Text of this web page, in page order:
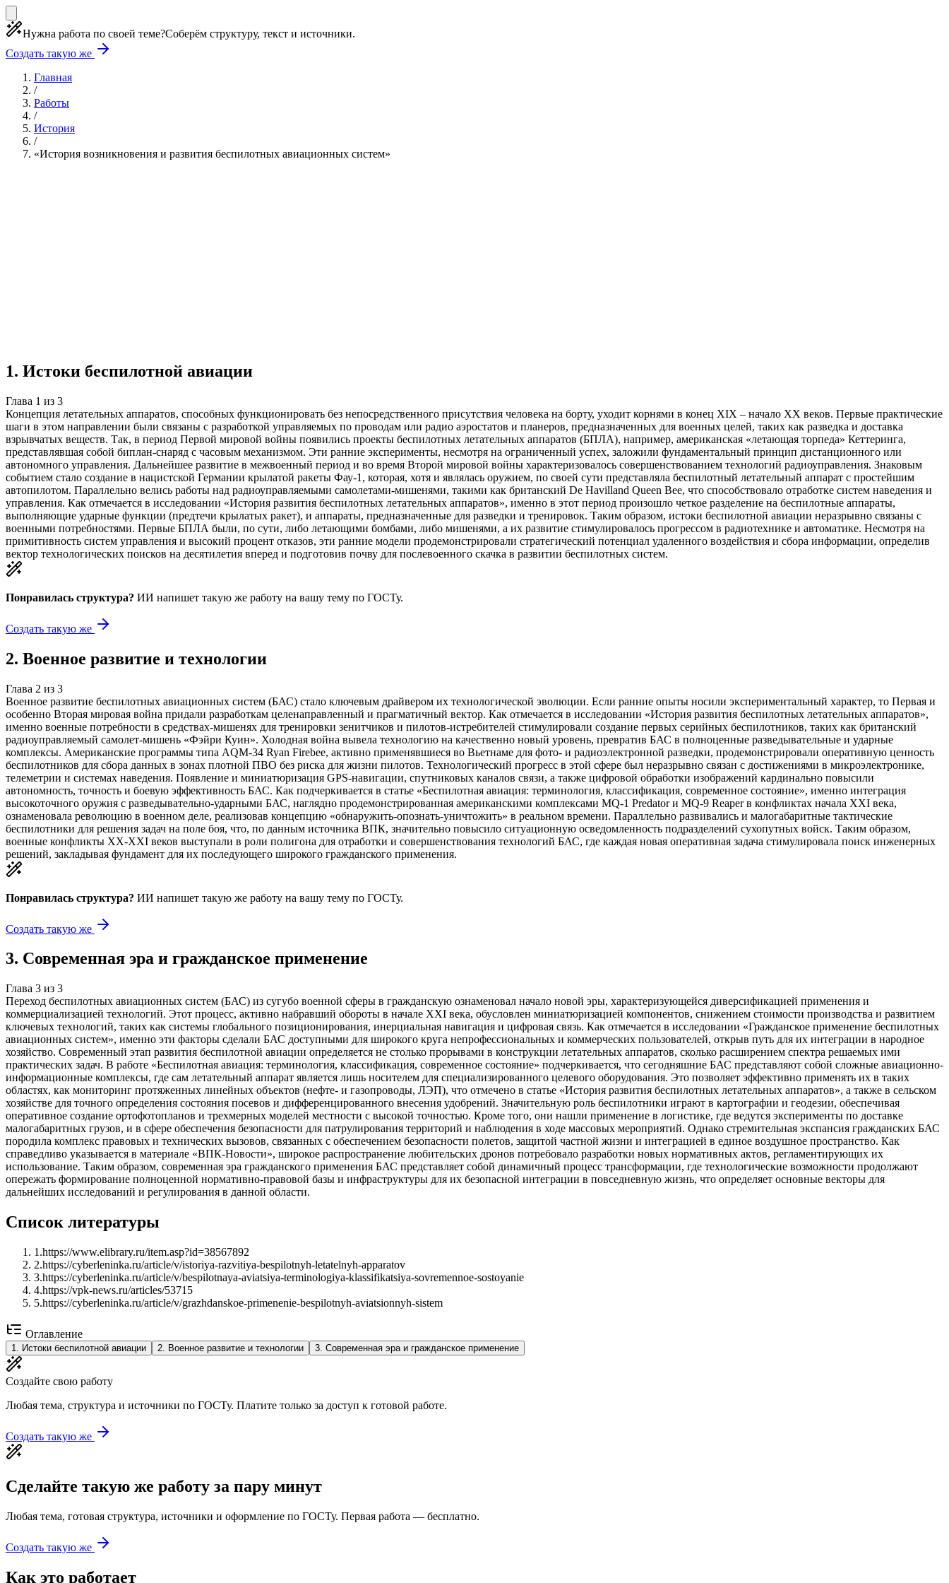
Нужна работа по своей теме?Соберём структуру, текст и источники.
Создать такую же
Главная
/
Работы
/
История
/
«История возникновения и развития беспилотных авиационных систем»
1. Истоки беспилотной авиации
Глава 1 из 3
Концепция летательных аппаратов, способных функционировать без непосредственного присутствия человека на борту, уходит корнями в конец XIX – начало XX веков. Первые практические
шаги в этом направлении были связаны с разработкой управляемых по проводам или радио аэростатов и планеров, предназначенных для военных целей, таких как разведка и доставка
взрывчатых веществ. Так, в период Первой мировой войны появились проекты беспилотных летательных аппаратов (БПЛА), например, американская «летающая торпеда» Кеттеринга,
представлявшая собой биплан-снаряд с часовым механизмом. Эти ранние эксперименты, несмотря на ограниченный успех, заложили фундаментальный принцип дистанционного или
автономного управления. Дальнейшее развитие в межвоенный период и во время Второй мировой войны характеризовалось совершенствованием технологий радиоуправления. Знаковым
событием стало создание в нацистской Германии крылатой ракеты Фау-1, которая, хотя и являлась оружием, по своей сути представляла беспилотный летательный аппарат с простейшим
автопилотом. Параллельно велись работы над радиоуправляемыми самолетами-мишенями, такими как британский De Havilland Queen Bee, что способствовало отработке систем наведения и
управления. Как отмечается в исследовании «История развития беспилотных летательных аппаратов», именно в этот период произошло четкое разделение на беспилотные аппараты,
выполняющие ударные функции (предтечи крылатых ракет), и аппараты, предназначенные для разведки и тренировок. Таким образом, истоки беспилотной авиации неразрывно связаны с
военными потребностями. Первые БПЛА были, по сути, либо летающими бомбами, либо мишенями, а их развитие стимулировалось прогрессом в радиотехнике и автоматике. Несмотря на
примитивность систем управления и высокий процент отказов, эти ранние модели продемонстрировали стратегический потенциал удаленного воздействия и сбора информации, определив
вектор технологических поисков на десятилетия вперед и подготовив почву для послевоенного скачка в развитии беспилотных систем.
Понравилась структура? ИИ напишет такую же работу на вашу тему по ГОСТу.
Создать такую же
2. Военное развитие и технологии
Глава 2 из 3
Военное развитие беспилотных авиационных систем (БАС) стало ключевым драйвером их технологической эволюции. Если ранние опыты носили экспериментальный характер, то Первая и
особенно Вторая мировая война придали разработкам целенаправленный и прагматичный вектор. Как отмечается в исследовании «История развития беспилотных летательных аппаратов»,
именно военные потребности в средствах-мишенях для тренировки зенитчиков и пилотов-истребителей стимулировали создание первых серийных беспилотников, таких как британский
радиоуправляемый самолет-мишень «Фэйри Куин». Холодная война вывела технологию на качественно новый уровень, превратив БАС в полноценные разведывательные и ударные
комплексы. Американские программы типа AQM-34 Ryan Firebee, активно применявшиеся во Вьетнаме для фото- и радиоэлектронной разведки, продемонстрировали оперативную ценность
беспилотников для сбора данных в зонах плотной ПВО без риска для жизни пилотов. Технологический прогресс в этой сфере был неразрывно связан с достижениями в микроэлектронике,
телеметрии и системах наведения. Появление и миниатюризация GPS-навигации, спутниковых каналов связи, а также цифровой обработки изображений кардинально повысили
автономность, точность и боевую эффективность БАС. Как подчеркивается в статье «Беспилотная авиация: терминология, классификация, современное состояние», именно интеграция
высокоточного оружия с разведывательно-ударными БАС, наглядно продемонстрированная американскими комплексами MQ-1 Predator и MQ-9 Reaper в конфликтах начала XXI века,
ознаменовала революцию в военном деле, реализовав концепцию «обнаружить-опознать-уничтожить» в реальном времени. Параллельно развивались и малогабаритные тактические
беспилотники для решения задач на поле боя, что, по данным источника ВПК, значительно повысило ситуационную осведомленность подразделений сухопутных войск. Таким образом,
военные конфликты XX-XXI веков выступали в роли полигона для отработки и совершенствования технологий БАС, где каждая новая оперативная задача стимулировала поиск инженерных
решений, закладывая фундамент для их последующего широкого гражданского применения.
Понравилась структура? ИИ напишет такую же работу на вашу тему по ГОСТу.
Создать такую же
3. Современная эра и гражданское применение
Глава 3 из 3
Переход беспилотных авиационных систем (БАС) из сугубо военной сферы в гражданскую ознаменовал начало новой эры, характеризующейся диверсификацией применения и
коммерциализацией технологий. Этот процесс, активно набравший обороты в начале XXI века, обусловлен миниатюризацией компонентов, снижением стоимости производства и развитием
ключевых технологий, таких как системы глобального позиционирования, инерциальная навигация и цифровая связь. Как отмечается в исследовании «Гражданское применение беспилотных
авиационных систем», именно эти факторы сделали БАС доступными для широкого круга непрофессиональных и коммерческих пользователей, открыв путь для их интеграции в народное
хозяйство. Современный этап развития беспилотной авиации определяется не столько прорывами в конструкции летательных аппаратов, сколько расширением спектра решаемых ими
практических задач. В работе «Беспилотная авиация: терминология, классификация, современное состояние» подчеркивается, что сегодняшние БАС представляют собой сложные авиационно-
информационные комплексы, где сам летательный аппарат является лишь носителем для специализированного целевого оборудования. Это позволяет эффективно применять их в таких
областях, как мониторинг протяженных линейных объектов (нефте- и газопроводы, ЛЭП), что отмечено в статье «История развития беспилотных летательных аппаратов», а также в сельском
хозяйстве для точного определения состояния посевов и дифференцированного внесения удобрений. Значительную роль беспилотники играют в картографии и геодезии, обеспечивая
оперативное создание ортофотопланов и трехмерных моделей местности с высокой точностью. Кроме того, они нашли применение в логистике, где ведутся эксперименты по доставке
малогабаритных грузов, и в сфере обеспечения безопасности для патрулирования территорий и наблюдения в ходе массовых мероприятий. Однако стремительная экспансия гражданских БАС
породила комплекс правовых и технических вызовов, связанных с обеспечением безопасности полетов, защитой частной жизни и интеграцией в единое воздушное пространство. Как
справедливо указывается в материале «ВПК-Новости», широкое распространение любительских дронов потребовало разработки новых нормативных актов, регламентирующих их
использование. Таким образом, современная эра гражданского применения БАС представляет собой динамичный процесс трансформации, где технологические возможности продолжают
опережать формирование полноценной нормативно-правовой базы и инфраструктуры для их безопасной интеграции в повседневную жизнь, что определяет основные векторы для
дальнейших исследований и регулирования в данной области.
Список литературы
1 .https://www.elibrary.ru/item.asp?id=38567892
2.https://cyberleninka.ru/article/v/istoriya-razvitiya-bespilotnyh-letatelnyh-apparatov
3.https://cyberleninka.ru/article/v/bespilotnaya-aviatsiya-terminologiya-klassifikatsiya-sovremennoe-sostoyanie
4.https://vpk-news.ru/articles/53715
5.https://cyberleninka.ru/article/v/grazhdanskoe-primenenie-bespilotnyh-aviatsionnyh-sistem
Оглавление
1. Истоки беспилотной авиации 2. Военное развитие и технологии 3. Современная эра и гражданское применение
Создайте свою работу
Любая тема, структура и источники по ГОСТу. Платите только за доступ к готовой работе.
Создать такую же
Сделайте такую же работу за пару минут
Любая тема, готовая структура, источники и оформление по ГОСТу. Первая работа — бесплатно.
Создать такую же
Как это работает